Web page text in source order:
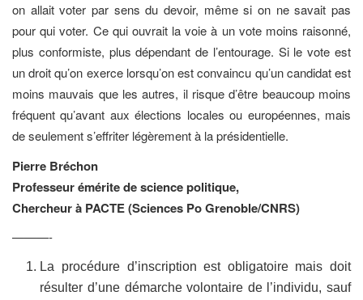
on allait voter par sens du devoir, même si on ne savait pas
pour qui voter. Ce qui ouvrait la voie à un vote moins raisonné,
plus conformiste, plus dépendant de l’entourage. Si le vote est
un droit qu’on exerce lorsqu’on est convaincu qu’un candidat est
moins mauvais que les autres, il risque d’être beaucoup moins
fréquent qu’avant aux élections locales ou européennes, mais
de seulement s’effriter légèrement à la présidentielle.
Pierre Bréchon
Professeur émérite de science politique,
Chercheur à PACTE (Sciences Po Grenoble/CNRS)
———-
La procédure d’inscription est obligatoire mais doit
résulter d’une démarche volontaire de l’individu, sauf